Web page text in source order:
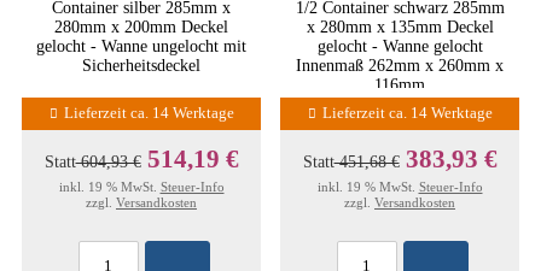
Container silber 285mm x
280mm x 200mm Deckel
gelocht - Wanne ungelocht mit
Sicherheitsdeckel
Lieferzeit ca. 14 Werktage
Statt604,93 € 514,19 €
inkl. 19 % MwSt. Steuer-Info
zzgl. Versandkosten
1/2 Container schwarz 285mm
x 280mm x 135mm Deckel
gelocht - Wanne gelocht
Innenmaß 262mm x 260mm x
116mm
Lieferzeit ca. 14 Werktage
Statt451,68 € 383,93 €
inkl. 19 % MwSt. Steuer-Info
zzgl. Versandkosten